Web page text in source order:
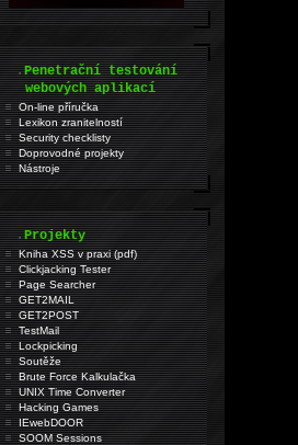
.Penetrační testování
webových aplikací
On-line příručka
Lexikon zranitelností
Security checklisty
Doprovodné projekty
Nástroje
.Projekty
Kniha XSS v praxi (pdf)
Clickjacking Tester
Page Searcher
GET2MAIL
GET2POST
TestMail
Lockpicking
Soutěže
Brute Force Kalkulačka
UNIX Time Converter
Hacking Games
IEwebDOOR
SOOM Sessions